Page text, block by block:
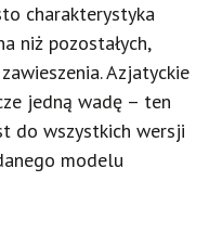
charakterystyka
niż pozostałych,
Azjatyckie
jedną wadę – ten
do wszystkich wersji
modelu